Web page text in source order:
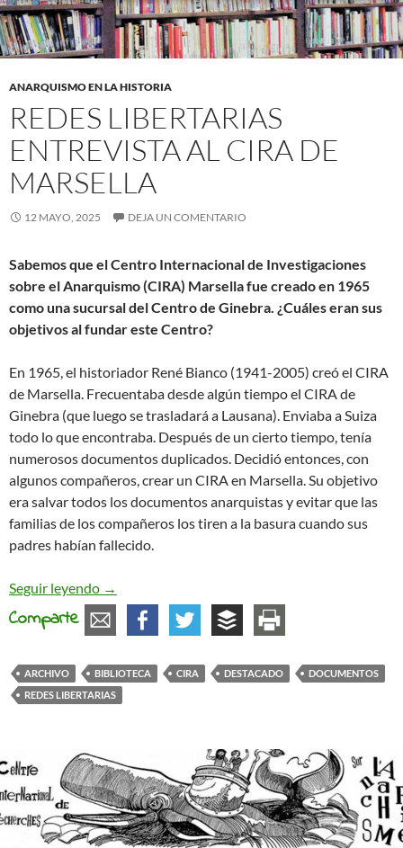
ANARQUISMO EN LA HISTORIA
REDES LIBERTARIAS
ENTREVISTA AL CIRA DE
MARSELLA
12 MAYO, 2025 DEJA UN COMENTARIO
Sabemos que el Centro Internacional de Investigaciones
sobre el Anarquismo (CIRA) Marsella fue creado en 1965
como una sucursal del Centro de Ginebra. ¿Cuáles eran sus
objetivos al fundar este Centro?
En 1965, el historiador René Bianco (1941-2005) creó el CIRA
de Marsella. Frecuentaba desde algún tiempo el CIRA de
Ginebra (que luego se trasladará a Lausana). Enviaba a Suiza
todo lo que encontraba. Después de un cierto tiempo, tenía
numerosos documentos duplicados. Decidió entonces, con
algunos compañeros, crear un CIRA en Marsella. Su objetivo
era salvar todos los documentos anarquistas y evitar que las
familias de los compañeros los tiren a la basura cuando sus
padres habían fallecido.
Seguir leyendo Redes Libertarias entrevista al CIRA de Marsella
→
Comparte
ARCHIVO BIBLIOTECA CIRA DESTACADO
DOCUMENTOS
REDES LIBERTARIAS